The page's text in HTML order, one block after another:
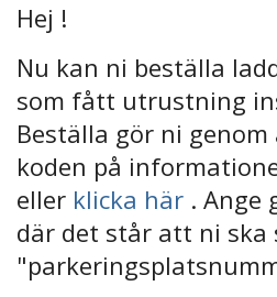
Hej !
Nu kan ni beställa
som fått utrustning
Beställa gör ni genom
koden på
eller klicka här . Ange
där det står att ni ska